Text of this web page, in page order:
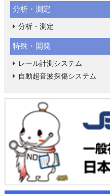
分析・測定
分析・測定
特殊・開発
レール計測システム
自動超音波探傷システム